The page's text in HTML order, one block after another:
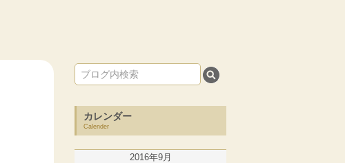
カレンダー
Calender
2016年9月